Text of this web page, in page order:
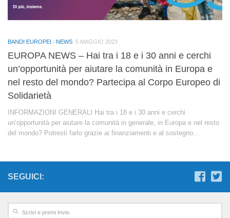
BANDI EUROPEI / NEWS 5 MAGGIO 2023
EUROPA NEWS – Hai tra i 18 e i 30 anni e cerchi
un’opportunità per aiutare la comunità in Europa e
nel resto del mondo? Partecipa al Corpo Europeo di
Solidarietà
INFORMAZIONI GENERALI Hai tra i 18 e i 30 anni e cerchi
un’opportunità per aiutare la comunità in generale, in Europa e nel resto
del mondo? Potresti farlo grazie ai finanziamenti e al sostegno...
SEGUICI: